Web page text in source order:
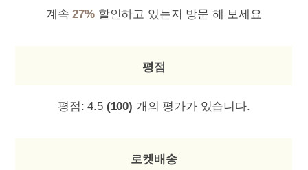
계속27%할인하고 있는지 방문 해 보세요
평점
평점:4.5 (100) 개의 평가가 있습니다.
로켓배송